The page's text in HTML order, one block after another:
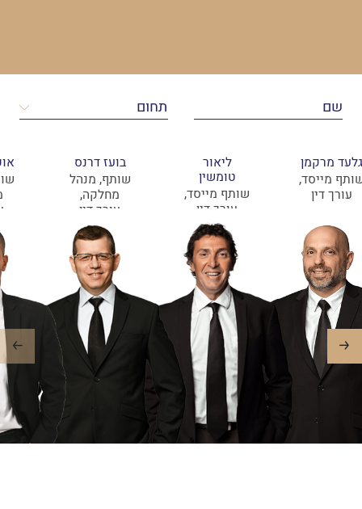
גלעד מרקמן
מייסד,
עורך דין
ליאור
טומשין
שותף מייסד,
עורך דין
בועז דרנס
שותף, מנהל
מחלקה,
עורך דין